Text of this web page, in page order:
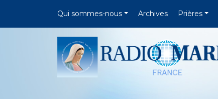
Qui sommes-nous Archives Prières